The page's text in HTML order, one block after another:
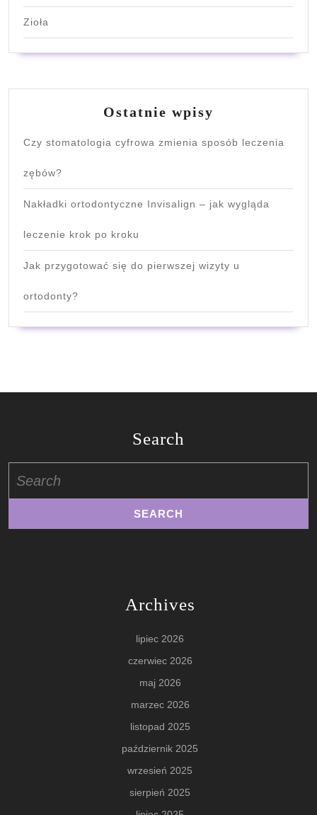
Zioła
Ostatnie wpisy
Czy stomatologia cyfrowa zmienia sposób leczenia
zębów?
Nakładki ortodontyczne Invisalign – jak wygląda
leczenie krok po kroku
Jak przygotować się do pierwszej wizyty u
ortodonty?
Search
for:
Archives
lipiec 2026
czerwiec 2026
maj 2026
marzec 2026
listopad 2025
październik 2025
wrzesień 2025
sierpień 2025